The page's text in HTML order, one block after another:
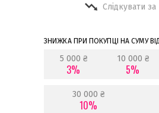
Слідкувати
ЗНИЖКА ПРИ ПОКУПЦІ НА СУМУ
5 000 ₴
3%
10 000 ₴
5%
30 000 ₴
10%